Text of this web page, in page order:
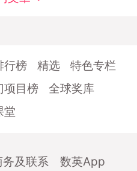
行榜 精选
特色专栏
项目榜
全球奖库
堂
务及联系 数英App